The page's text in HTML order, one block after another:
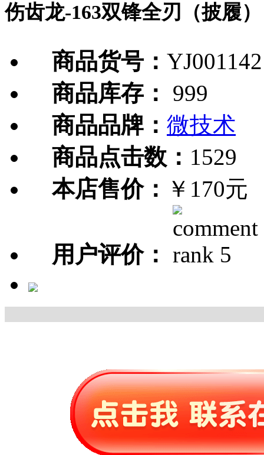
伤齿龙-163双锋全刃（披履）
商品货号： YJ001142
商品库存：
999
商品品牌： 微技术
商品点击数： 1529
本店售价： ￥170元
用户评价：